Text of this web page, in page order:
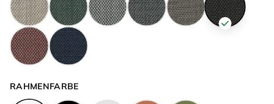
RAHMENFARBE